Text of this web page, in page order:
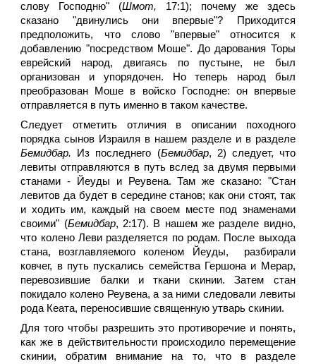
слову Господню" (Шмот, 17:1); почему же здесь
сказано "двинулись они впервые"? Приходится
предположить, что слово "впервые" относится к
добавлению "посредством Моше". До дарования Торы
еврейский народ, двигаясь по пустыне, не был
организован и упорядочен. Но теперь народ был
преобразован Моше в войско Господне: он впервые
отправляется в путь именно в таком качестве.
Следует отметить отличия в описании походного
порядка сынов Израиля в нашем разделе и в разделе
Бемидбар. Из последнего (Бемидбар, 2) следует, что
левиты отправляются в путь вслед за двумя первыми
станами - Йеуды и Реувена. Там же сказано: "Стан
левитов да будет в середине станов; как они стоят, так
и ходить им, каждый на своем месте под знаменами
своими" (Бемидбар, 2:17). В нашем же разделе видно,
что колено Леви разделяется по родам. После выхода
стана, возглавляемого коленом Йеуды, разбирали
ковчег, в путь пускались семейства Гершона и Мерар,
перевозившие балки и ткани скинии. Затем стан
покидало колено Реувена, а за ними следовали левиты
рода Кеата, переносившие священную утварь скинии.
Для того чтобы разрешить это противоречие и понять,
как же в действительности происходило перемещение
скинии, обратим внимание на то, что в разделе